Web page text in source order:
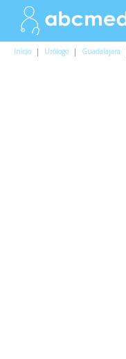
Inicio | Urólogo | Guadalajara